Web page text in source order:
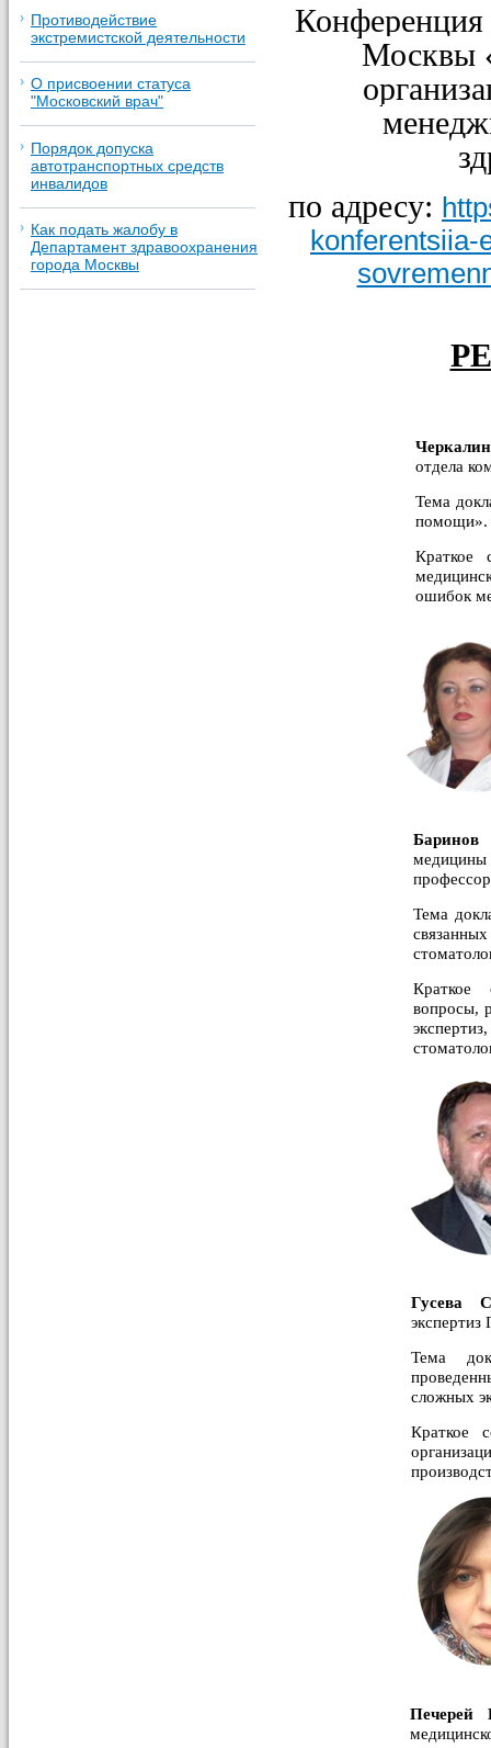
Конференция
Москвы
по адресу:
konferentsiia-
отдела
Тема
помощи».
Краткое
ошибок
Тема
Краткое
вопросы,
Гусева
Тема
сложных
Краткое
Противодействие
экстремистской деятельности
О присвоении статуса
"Московский врач"
Порядок допуска
автотранспортных средств
инвалидов
Как подать жалобу в
Департамент здравоохранения
города Москвы